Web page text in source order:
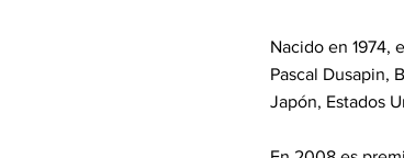
Nacido en 1974,
Pascal Dusapin,
Japón, Estados